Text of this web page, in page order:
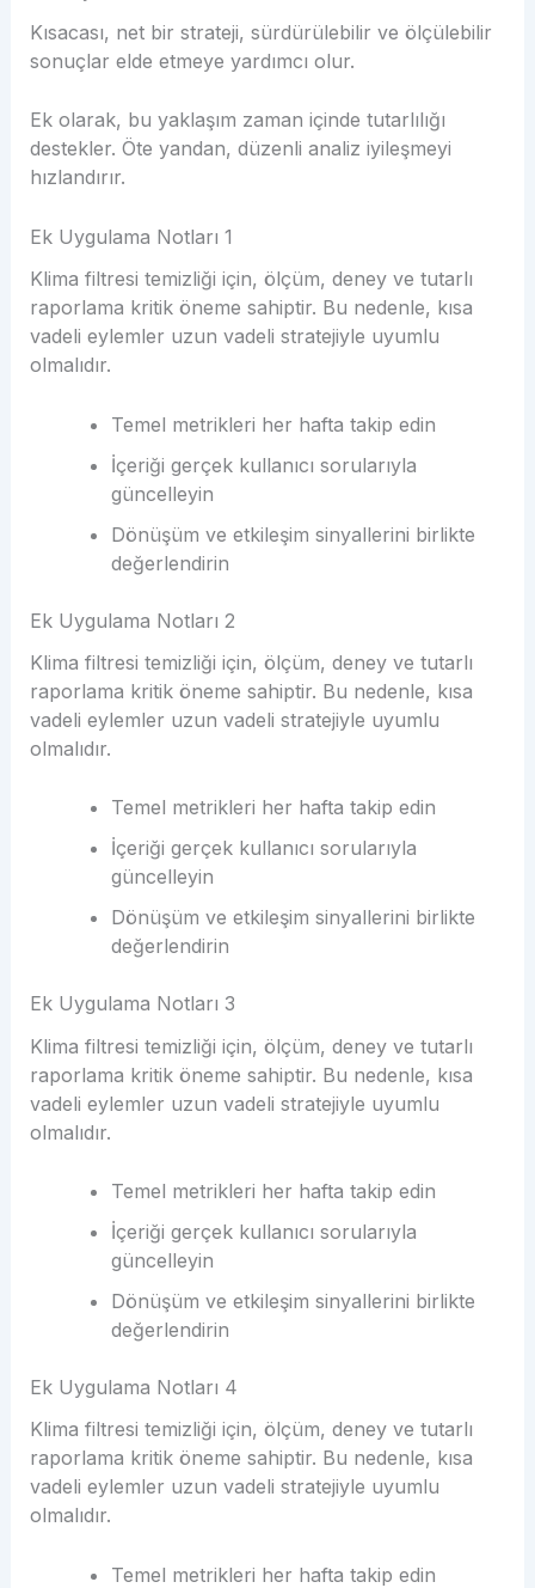
Kısacası, net bir strateji, sürdürülebilir ve ölçülebilir
sonuçlar elde etmeye yardımcı olur.
Ek olarak, bu yaklaşım zaman içinde tutarlılığı
destekler. Öte yandan, düzenli analiz iyileşmeyi
hızlandırır.
Ek Uygulama Notları 1
Klima filtresi temizliği için, ölçüm, deney ve tutarlı
raporlama kritik öneme sahiptir. Bu nedenle, kısa
vadeli eylemler uzun vadeli stratejiyle uyumlu
olmalıdır.
Temel metrikleri her hafta takip edin
İçeriği gerçek kullanıcı sorularıyla
güncelleyin
Dönüşüm ve etkileşim sinyallerini birlikte
değerlendirin
Ek Uygulama Notları 2
Klima filtresi temizliği için, ölçüm, deney ve tutarlı
raporlama kritik öneme sahiptir. Bu nedenle, kısa
vadeli eylemler uzun vadeli stratejiyle uyumlu
olmalıdır.
Temel metrikleri her hafta takip edin
İçeriği gerçek kullanıcı sorularıyla
güncelleyin
Dönüşüm ve etkileşim sinyallerini birlikte
değerlendirin
Ek Uygulama Notları 3
Klima filtresi temizliği için, ölçüm, deney ve tutarlı
raporlama kritik öneme sahiptir. Bu nedenle, kısa
vadeli eylemler uzun vadeli stratejiyle uyumlu
olmalıdır.
Temel metrikleri her hafta takip edin
İçeriği gerçek kullanıcı sorularıyla
güncelleyin
Dönüşüm ve etkileşim sinyallerini birlikte
değerlendirin
Ek Uygulama Notları 4
Klima filtresi temizliği için, ölçüm, deney ve tutarlı
raporlama kritik öneme sahiptir. Bu nedenle, kısa
vadeli eylemler uzun vadeli stratejiyle uyumlu
olmalıdır.
Temel metrikleri her hafta takip edin